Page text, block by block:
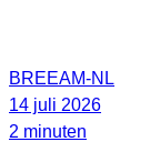
BREEAM-NL
14 juli 2026
2 minuten